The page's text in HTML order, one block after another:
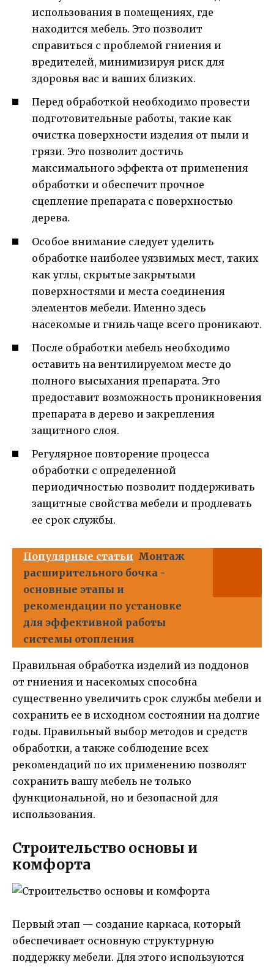
использования в помещениях, где
находится мебель. Это позволит
справиться с проблемой гниения и
вредителей, минимизируя риск для
здоровья вас и ваших близких.
Перед обработкой необходимо провести
подготовительные работы, такие как
очистка поверхности изделия от пыли и
грязи. Это позволит достичь
максимального эффекта от применения
обработки и обеспечит прочное
сцепление препарата с поверхностью
дерева.
Особое внимание следует уделить
обработке наиболее уязвимых мест, таких
как углы, скрытые закрытыми
поверхностями и места соединения
элементов мебели. Именно здесь
насекомые и гниль чаще всего проникают.
После обработки мебель необходимо
оставить на вентилируемом месте до
полного высыхания препарата. Это
предоставит возможность проникновения
препарата в дерево и закрепления
защитного слоя.
Регулярное повторение процесса
обработки с определенной
периодичностью позволит поддерживать
защитные свойства мебели и продлевать
ее срок службы.
Популярные статьи Монтаж
расширительного бочка -
основные этапы и
рекомендации по установке
для эффективной работы
системы отопления
Правильная обработка изделий из поддонов
от гниения и насекомых способна
существенно увеличить срок службы мебели и
сохранить ее в исходном состоянии на долгие
годы. Правильный выбор методов и средств
обработки, а также соблюдение всех
рекомендаций по их применению позволят
сохранить вашу мебель не только
функциональной, но и безопасной для
использования.
Строительство основы и
комфорта
Первый этап — создание каркаса, который
обеспечивает основную структурную
поддержку мебели. Для этого используются